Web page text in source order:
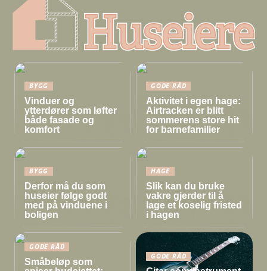
BYGG
Vinduer og
ytterdører som løfter
både fasade og
komfort
GODE RÅD
Aktivitet i egen hage:
Airtracken er blitt
sommerens store hit
for barnefamilier
BYGG
Derfor må du som
huseier følge godt
med på vinduene i
boligen
HAGE
Slik kan du bruke
vakre gjerder til å
lage et koselig fristed
i hagen
GODE RÅD
Småbeløp som
GODE RÅD